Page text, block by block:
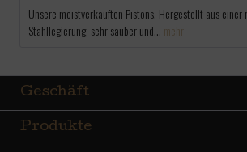
Unsere meistverkauften Pistons. Hergestellt aus einer
Stahllegierung, sehr sauber und... mehr
Geschäft
Produkte